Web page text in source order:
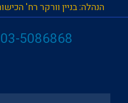
הנהלה: בניין וורקר רח' הכישור 30,
03-5086868